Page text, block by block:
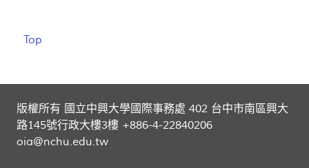
Top
版權所有 國立中興大學國際事務處 402 台中市南區興大
路145號行政大樓3樓 +886-4-22840206
oia@nchu.edu.tw